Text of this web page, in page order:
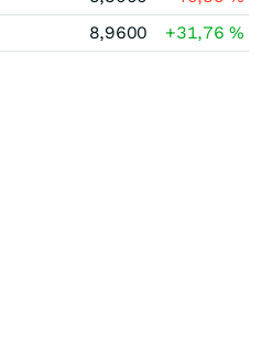
8,9600 +31,76%